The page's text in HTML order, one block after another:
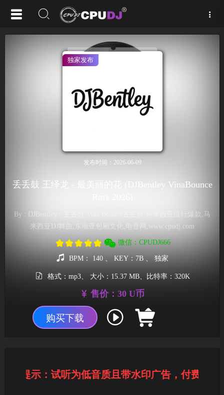
独家发布
发布时间：2026-06-09
丢丢鼓 王绎龙 - 最美丽的花 (DJBentley VinaBounce
By : DJBentley - 丢丢鼓,Vina Bounce丢丢鼓,马来西亚流行爆款,马
来西亚DJ舞曲,东南亚包厢文化,电音网,www.cpudj.com
微信：CPUDJ666
BPM： 140 、 KEY：7B 、 独家
格式：mp3、 大小：15.37 MB、比特率：320K
售价：30 U币
购买下载
馨提示：试听为低音质且带水印广告，付费下载